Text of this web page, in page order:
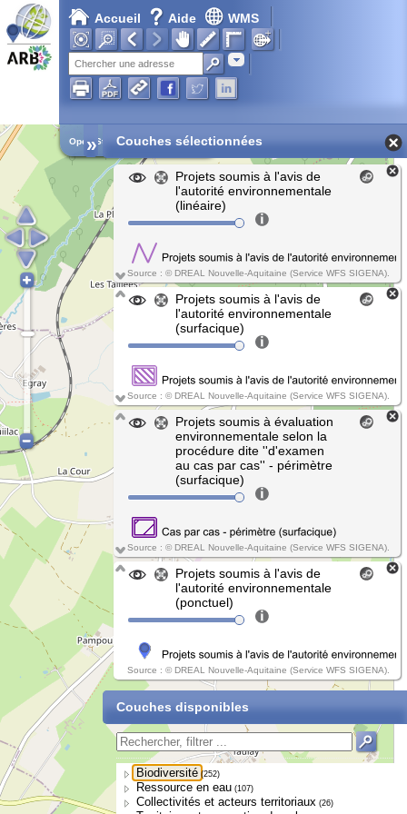
Accueil Aide WMS
Adresse
Chargement en cours...
Open Street Map
» Couches sélectionnées
Projets soumis à l'avis de
l'autorité environnementale
(linéaire)
Source : © DREAL Nouvelle-Aquitaine (Service WFS SIGENA).
Projets soumis à l'avis de
l'autorité environnementale
(surfacique)
Source : © DREAL Nouvelle-Aquitaine (Service WFS SIGENA).
Projets soumis à évaluation
environnementale selon la
procédure dite ''d'examen
au cas par cas'' - périmètre
(surfacique)
Source : © DREAL Nouvelle-Aquitaine (Service WFS SIGENA).
Projets soumis à l'avis de
l'autorité environnementale
(ponctuel)
Source : © DREAL Nouvelle-Aquitaine (Service WFS SIGENA).
Couches disponibles
Biodiversité (252)
Ressource en eau (107)
Collectivités et acteurs territoriaux (26)